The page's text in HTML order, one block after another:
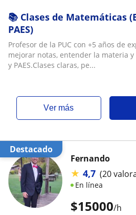
📚 Clases de Matemáticas
PAES)
Profesor de la PUC con +5 años de
mejorar notas, entender la materia
y PAES.Clases claras, pe...
ver más
Destacado
$15000/h
Fernando
★ 4,7 (20
En línea